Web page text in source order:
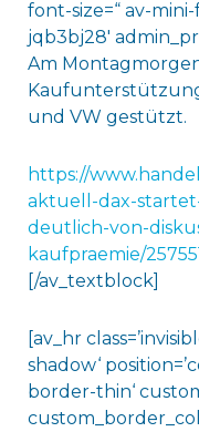
font-size=“ av-mini-
jqb3bj28′
Am
und VW gestützt.
https://
aktuell-dax-
deutlich-von-
kaufpraemie/
[/av_textblock]
[av_hr
shadow‘
border-thin‘